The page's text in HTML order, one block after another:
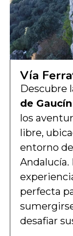
Vía
Descubre
de Gaucín
los
libre,
entorno
Andalucía.
perfecta
desafiar